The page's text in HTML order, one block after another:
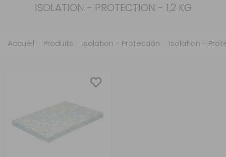
ISOLATION - PROTECTION - 1,2 KG
Accueil Produits Isolation - Protection Isolation -